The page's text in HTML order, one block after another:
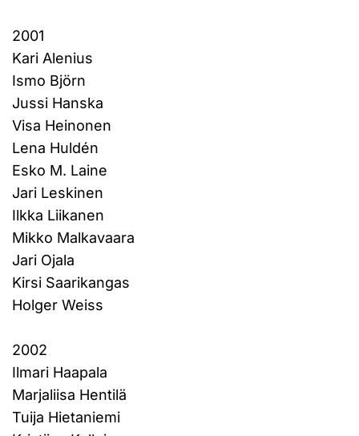
2001
Kari Alenius
Ismo Björn
Jussi Hanska
Visa Heinonen
Lena Huldén
Esko M. Laine
Jari Leskinen
Ilkka Liikanen
Mikko Malkavaara
Jari Ojala
Kirsi Saarikangas
Holger Weiss
2002
Ilmari Haapala
Marjaliisa Hentilä
Tuija Hietaniemi